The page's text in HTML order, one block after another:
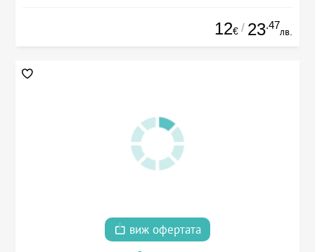
12€ / 23.47
лв.
виж офертата